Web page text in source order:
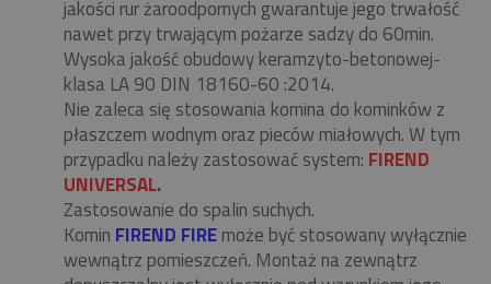
jakości rur żaroodpornych gwarantuje jego trwałość
nawet przy trwającym pożarze sadzy do 60min.
Wysoka jakość obudowy keramzyto-betonowej-
klasa LA 90 DIN 18160-60 :2014.
Nie zaleca się stosowania komina do kominków z
płaszczem wodnym oraz pieców miałowych. W tym
przypadku należy zastosować system: FIREND
UNIVERSAL.
Zastosowanie do spalin suchych.
Komin FIREND FIREmoże być stosowany wyłącznie
wewnątrz pomieszczeń. Montaż na zewnątrz